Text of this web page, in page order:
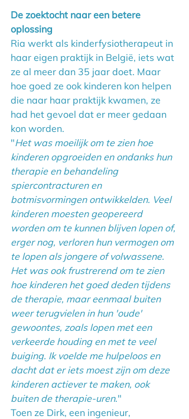
De zoektocht naar een betere
oplossing
Ria werkt als kinderfysiotherapeut in
haar eigen praktijk in België, iets wat
ze al meer dan 35 jaar doet. Maar
hoe goed ze ook kinderen kon helpen
die naar haar praktijk kwamen, ze
had het gevoel dat er meer gedaan
kon worden.
"Het was moeilijk om te zien hoe
kinderen opgroeiden en ondanks hun
therapie en behandeling
spiercontracturen en
botmisvormingen ontwikkelden. Veel
kinderen moesten geopereerd
worden om te kunnen blijven lopen of,
erger nog, verloren hun vermogen om
te lopen als jongere of volwassene.
Het was ook frustrerend om te zien
hoe kinderen het goed deden tijdens
de therapie, maar eenmaal buiten
weer terugvielen in hun 'oude'
gewoontes, zoals lopen met een
verkeerde houding en met te veel
buiging. Ik voelde me hulpeloos en
dacht dat er iets moest zijn om deze
kinderen actiever te maken, ook
buiten de therapie-uren."
Toen ze Dirk, een ingenieur,